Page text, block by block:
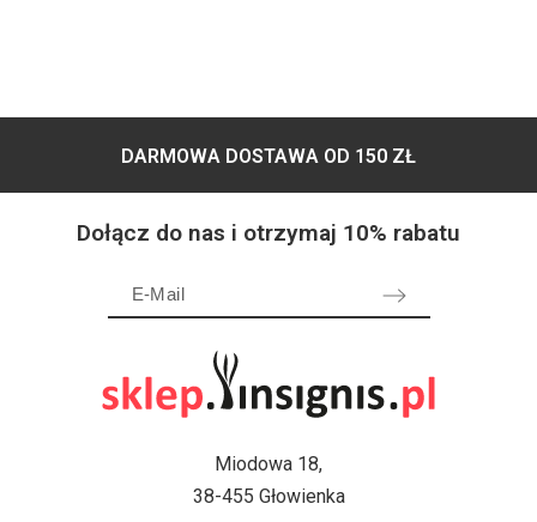
DARMOWA DOSTAWA OD 150 ZŁ
Dołącz do nas i otrzymaj 10% rabatu
Miodowa 18,
38-455 Głowienka